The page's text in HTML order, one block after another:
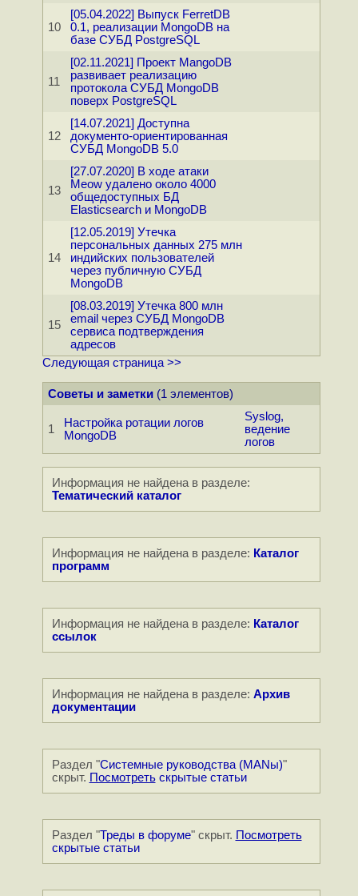
10
[05.04.2022] Выпуск FerretDB
0.1, реализации MongoDB на
базе СУБД PostgreSQL
11
[02.11.2021] Проект MangoDB
развивает реализацию
протокола СУБД MongoDB
поверх PostgreSQL
12
[14.07.2021] Доступна
документо-ориентированная
СУБД MongoDB 5.0
13
[27.07.2020] В ходе атаки
Meow удалено около 4000
общедоступных БД
Elasticsearch и MongoDB
14
[12.05.2019] Утечка
персональных данных 275 млн
индийских пользователей
через публичную СУБД
MongoDB
15
[08.03.2019] Утечка 800 млн
email через СУБД MongoDB
сервиса подтверждения
адресов
Следующая страница >>
Советы и заметки(1 элементов)
1
Настройка ротации логов
MongoDB
Syslog,
ведение
логов
Информация не найдена в разделе:
Тематический каталог
Информация не найдена в разделе: Каталог
программ
Информация не найдена в разделе: Каталог
ссылок
Информация не найдена в разделе: Архив
документации
Раздел "Системные руководства (MANы)"
скрыт. Посмотретьскрытые статьи
Раздел "Треды в форуме" скрыт. Посмотреть
скрытые статьи